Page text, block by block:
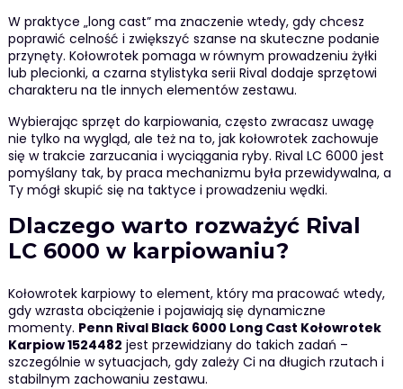
W praktyce „long cast” ma znaczenie wtedy, gdy chcesz
poprawić celność i zwiększyć szanse na skuteczne podanie
przynęty. Kołowrotek pomaga w równym prowadzeniu żyłki
lub plecionki, a czarna stylistyka serii Rival dodaje sprzętowi
charakteru na tle innych elementów zestawu.
Wybierając sprzęt do karpiowania, często zwracasz uwagę
nie tylko na wygląd, ale też na to, jak kołowrotek zachowuje
się w trakcie zarzucania i wyciągania ryby. Rival LC 6000 jest
pomyślany tak, by praca mechanizmu była przewidywalna, a
Ty mógł skupić się na taktyce i prowadzeniu wędki.
Dlaczego warto rozważyć Rival
LC 6000 w karpiowaniu?
Kołowrotek karpiowy to element, który ma pracować wtedy,
gdy wzrasta obciążenie i pojawiają się dynamiczne
momenty. Penn Rival Black 6000 Long Cast Kołowrotek
Karpiow 1524482 jest przewidziany do takich zadań –
szczególnie w sytuacjach, gdy zależy Ci na długich rzutach i
stabilnym zachowaniu zestawu.